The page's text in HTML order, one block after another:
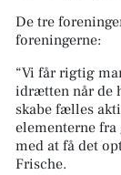
De tre
foreningerne:
“Vi får rigtig
idrætten når de
skabe fælles
elementerne
med at få det
Frische.